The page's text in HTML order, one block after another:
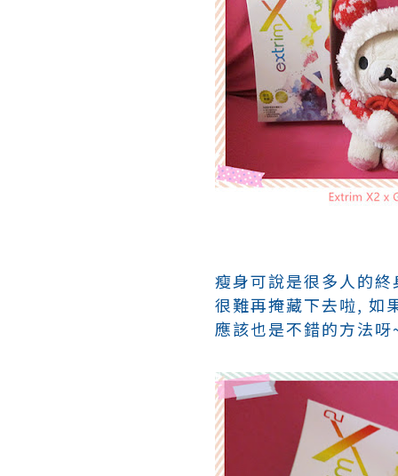
瘦身可說是很多人的
很難再掩藏下去啦, 如
應該也是不錯的方法呀